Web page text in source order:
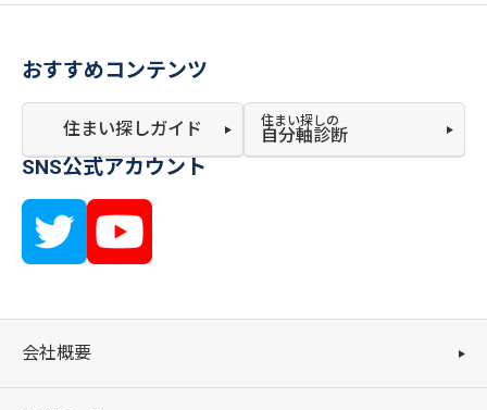
おすすめコンテンツ
住まい探しガイド 住まい探しの
自分軸診断
SNS公式アカウント
会社概要